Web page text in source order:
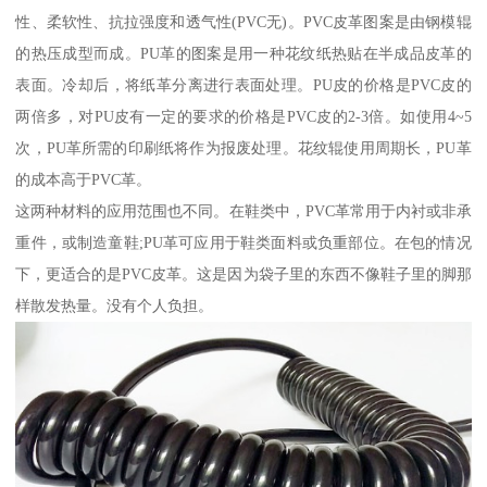
性、柔软性、抗拉强度和透气性(PVC无)。PVC皮革图案是由钢模辊
的热压成型而成。PU革的图案是用一种花纹纸热贴在半成品皮革的
表面。冷却后，将纸革分离进行表面处理。PU皮的价格是PVC皮的
两倍多，对PU皮有一定的要求的价格是PVC皮的2-3倍。如使用4~5
次，PU革所需的印刷纸将作为报废处理。花纹辊使用周期长，PU革
的成本高于PVC革。
这两种材料的应用范围也不同。在鞋类中，PVC革常用于内衬或非承
重件，或制造童鞋;PU革可应用于鞋类面料或负重部位。在包的情况
下，更适合的是PVC皮革。这是因为袋子里的东西不像鞋子里的脚那
样散发热量。没有个人负担。